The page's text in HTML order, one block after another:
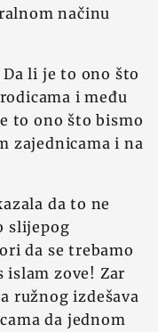
načinu
li je to ono što
i među
to ono što bismo
zajednicama i na
da to ne
slijepog
da se trebamo
zove! Zar
ružnog izdešava
da jednom